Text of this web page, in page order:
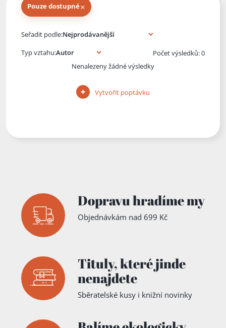
Pouze dostupné×
Seřadit podle:
Typ vztahu:
Počet výsledků: 0
Nenalezeny žádné výsledky
Vytvořit poptávku
Dopravu hradíme my
Objednávkám nad 699 Kč
Tituly,které jinde
nenajdete
Sběratelské kusy i knižní novinky